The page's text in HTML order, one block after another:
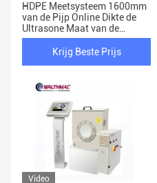
HDPE Meetsysteem 1600mm
van de Pijp Online Dikte de
Ultrasone Maat van de
Pijpdikte
Krijg Beste Prijs
Video